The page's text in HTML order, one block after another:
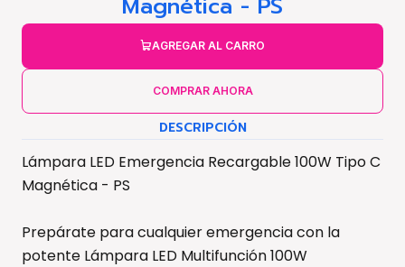
AGREGAR AL CARRO
COMPRAR AHORA
DESCRIPCIÓN
Lámpara LED Emergencia Recargable 100W Tipo C
Magnética - PS
Prepárate para cualquier emergencia con la
potente Lámpara LED Multifunción 100W